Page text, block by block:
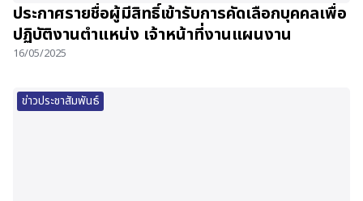
ประกาศรายชื่อผู้มีสิทธิ์เข้ารับการคัดเลือกบุคคลเพื่อ
ปฏิบัติงานตำแหน่ง เจ้าหน้าที่งานแผนงาน
16/05/2025
ข่าวประชาสัมพันธ์